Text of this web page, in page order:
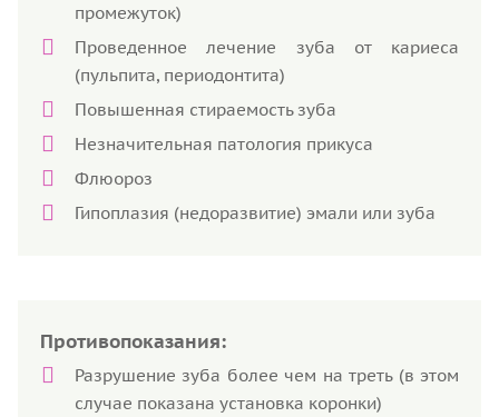
промежуток)
Проведенное лечение зуба от кариеса
(пульпита, периодонтита)
Повышенная стираемость зуба
Незначительная патология прикуса
Флюороз
Гипоплазия (недоразвитие) эмали или зуба
Противопоказания:
Разрушение зуба более чем на треть (в этом
случае показана установка коронки)